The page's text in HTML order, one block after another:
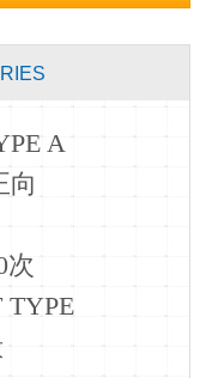
A
向
次
TYPE